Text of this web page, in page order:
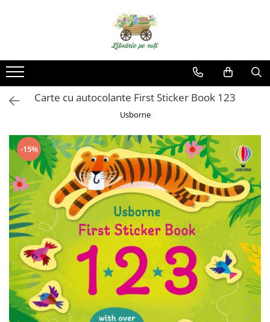
Carte cu autocolante First Sticker Book 123
Usborne
-15%